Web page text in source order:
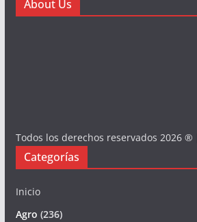
About Us
Todos los derechos reservados 2026
Categorías
Inicio
Agro (236)